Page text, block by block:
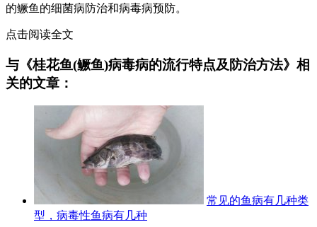
的鳜鱼的细菌病防治和病毒病预防。
点击阅读全文
与《桂花鱼(鳜鱼)病毒病的流行特点及防治方法》相
关的文章：
常见的鱼病有几种类
型，病毒性鱼病有几种